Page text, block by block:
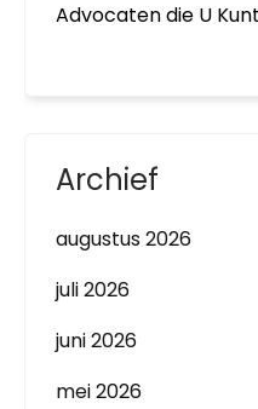
Advocaten die U
Archief
augustus 2026
juli 2026
juni 2026
mei 2026